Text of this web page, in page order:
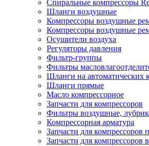
Спиральные компрессоры
Шланги воздушные
Компрессоры воздушные
Компрессоры воздушные
Осушители воздуха
Регуляторы давления
Фильтр-группы
Фильтры
Шланги на автоматических
Шланги прямые
Масло компрессорное
Запчасти для компрессоров
Фильтры воздушные,
Компрессорная арматура
Запчасти для компрессоров
Запчасти для компрессоров